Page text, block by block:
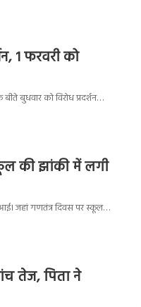
1 फरवरी को
बुधवार को विरोध प्रदर्शन…
की झांकी में लगी
जहां गणतंत्र दिवस पर स्कूल…
तेज, पिता ने